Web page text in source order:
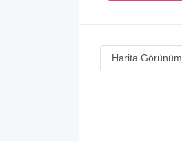
Harita Görünüm